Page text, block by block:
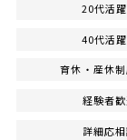
20代活
40代活
育休・産休制
経験者
詳細応